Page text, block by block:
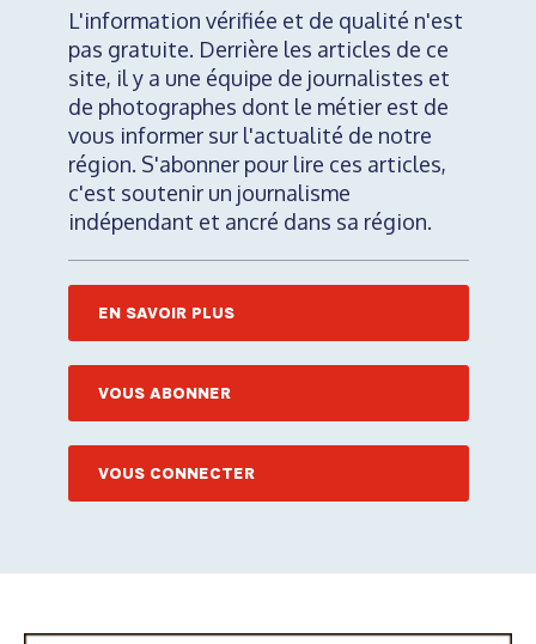
L'information vérifiée et de qualité n'est
pas gratuite. Derrière les articles de ce
site, il y a une équipe de journalistes et
de photographes dont le métier est de
vous informer sur l'actualité de notre
région. S'abonner pour lire ces articles,
c'est soutenir un journalisme
indépendant et ancré dans sa région.
EN SAVOIR PLUS
VOUS ABONNER
VOUS CONNECTER